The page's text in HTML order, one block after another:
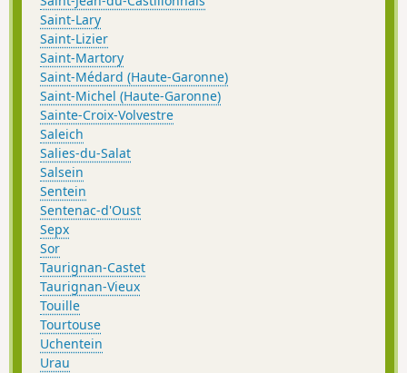
Saint-Lary
Saint-Lizier
Saint-Martory
Saint-Médard (Haute-Garonne)
Saint-Michel (Haute-Garonne)
Sainte-Croix-Volvestre
Saleich
Salies-du-Salat
Salsein
Sentein
Sentenac-d'Oust
Sepx
Sor
Taurignan-Castet
Taurignan-Vieux
Touille
Tourtouse
Uchentein
Urau